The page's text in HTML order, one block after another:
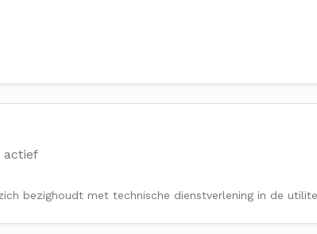
actief
bezighoudt met technische dienstverlening in de